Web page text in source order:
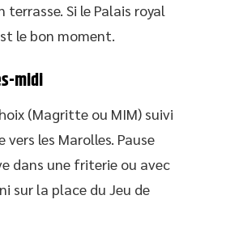
terrasse. Si le Palais royal
le bon moment.
midi
(Magritte ou MIM) suivi
vers les Marolles. Pause
dans une friterie ou avec
sur la place du Jeu de